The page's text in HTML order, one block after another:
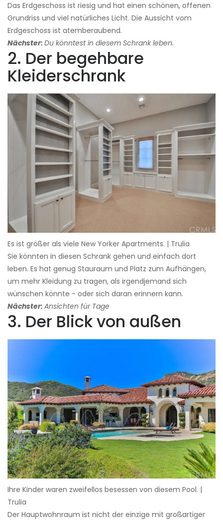
Das Erdgeschoss ist riesig und hat einen schönen, offenen
Grundriss und viel natürliches Licht. Die Aussicht vom
Erdgeschoss ist atemberaubend.
Nächster: Du könntest in diesem Schrank leben.
2. Der begehbare
Kleiderschrank
Es ist größer als viele New Yorker Apartments. | Trulia
Sie könnten in diesen Schrank gehen und einfach dort
leben. Es hat genug Stauraum und Platz zum Aufhängen,
um mehr Kleidung zu tragen, als irgendjemand sich
wünschen könnte - oder sich daran erinnern kann.
Nächster: Ansichten für Tage
3. Der Blick von außen
Ihre Kinder waren zweifellos besessen von diesem Pool. |
Trulia
Der Hauptwohnraum ist nicht der einzige mit großartiger